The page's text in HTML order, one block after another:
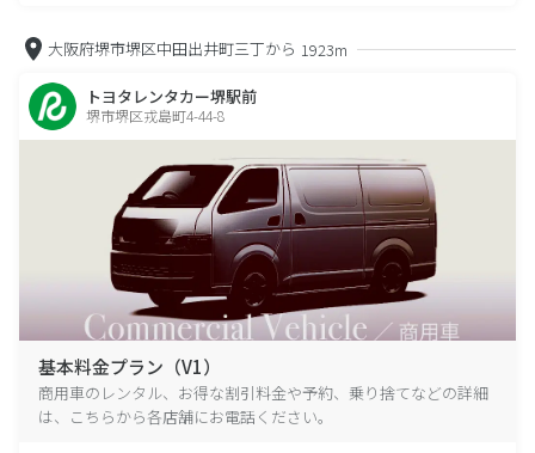
大阪府堺市堺区中田出井町三丁から 1923m
トヨタレンタカー堺駅前
堺市堺区戎島町4-44-8
基本料金プラン（V1）
商用車のレンタル、お得な割引料金や予約、乗り捨てなどの詳細
は、こちらから各店舗にお電話ください。